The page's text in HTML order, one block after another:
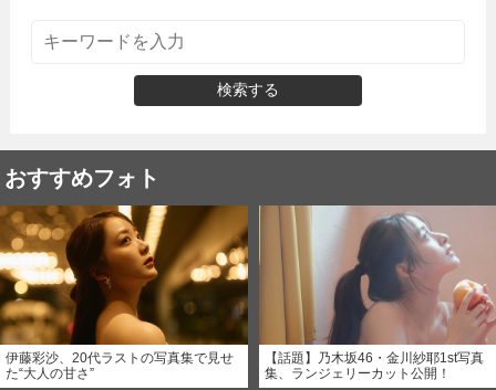
検索する
おすすめフォト
伊藤彩沙、20代ラストの写真集で見せ
た“大人の甘さ”
【話題】乃木坂46・金川紗耶1st写真
集、ランジェリーカット公開！